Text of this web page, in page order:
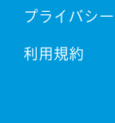
プライバシ
利用規約